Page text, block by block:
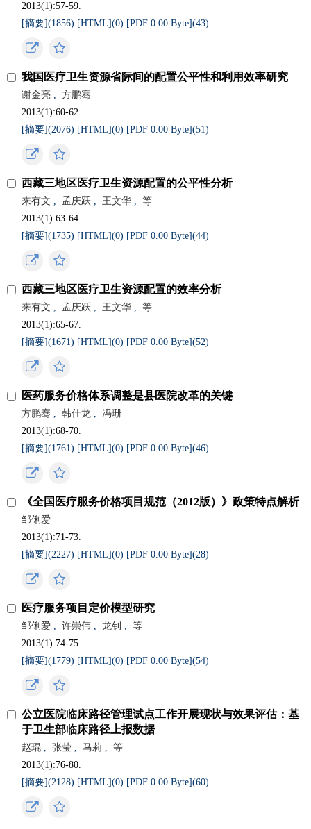
2013(1):57-59.
[摘要](1856) [HTML](0) [PDF 0.00 Byte](43)
我国医疗卫生资源省际间的配置公平性和利用效率研究
谢金亮 ,
方鹏骞
2013(1):60-62.
[摘要](2076) [HTML](0) [PDF 0.00 Byte](51)
西藏三地区医疗卫生资源配置的公平性分析
来有文 , 孟庆跃 , 王文华 ,
等
2013(1):63-64.
[摘要](1735) [HTML](0) [PDF 0.00 Byte](44)
西藏三地区医疗卫生资源配置的效率分析
来有文 , 孟庆跃 , 王文华 ,
等
2013(1):65-67.
[摘要](1671) [HTML](0) [PDF 0.00 Byte](52)
医药服务价格体系调整是县医院改革的关键
方鹏骞 , 韩仕龙 ,
冯珊
2013(1):68-70.
[摘要](1761) [HTML](0) [PDF 0.00 Byte](46)
《全国医疗服务价格项目规范（2012版）》政策特点解析
邹俐爱
2013(1):71-73.
[摘要](2227) [HTML](0) [PDF 0.00 Byte](28)
医疗服务项目定价模型研究
邹俐爱 , 许崇伟 , 龙钊 ,
等
2013(1):74-75.
[摘要](1779) [HTML](0) [PDF 0.00 Byte](54)
公立医院临床路径管理试点工作开展现状与效果评估：基
于卫生部临床路径上报数据
赵琨 , 张莹 , 马莉 ,
等
2013(1):76-80.
[摘要](2128) [HTML](0) [PDF 0.00 Byte](60)